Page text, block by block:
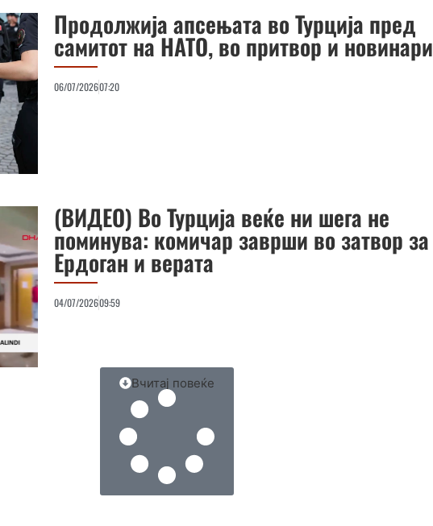
Продолжија апсењата во Турција пред
самитот на НАТО, во притвор и новинари
06/07/202607:20
(ВИДЕО) Во Турција веќе ни шега не
поминува: комичар заврши во затвор за
Ердоган и верата
04/07/202609:59
Вчитај повеќе